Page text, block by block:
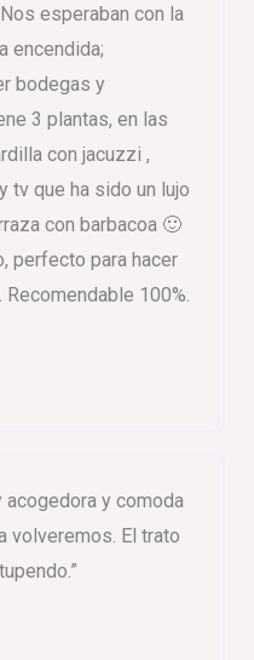
esperaban con la
encendida;
bodegas y
3 plantas, en las
con jacuzzi ,
tv que ha sido un lujo
con barbacoa 🙂
perfecto para hacer
100%.
acogedora y comoda
volveremos. El trato